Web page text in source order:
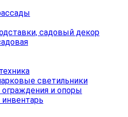
садовый декор
светильники
и опоры